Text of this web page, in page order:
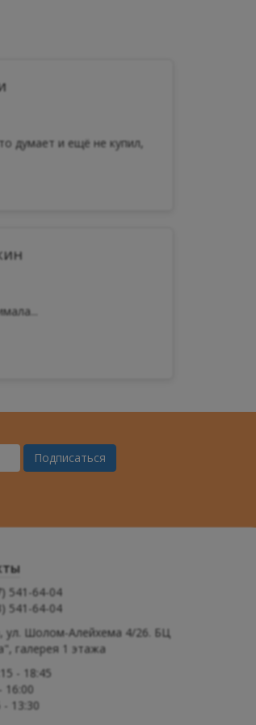
думает и ещё не купил,
Подписаться
541-64-04
541-64-04
ул. Шолом-Алейхема 4/26. БЦ
галерея 1 этажа
- 18:45
16:00
- 13:30